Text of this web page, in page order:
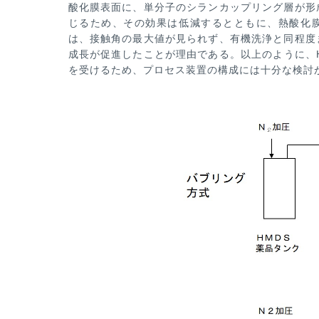
酸化膜表面に、単分子のシランカップリング層が形
じるため、その効果は低減するとともに、熱酸化
は、接触角の最大値が見られず、有機洗浄と同程
成長が促進したことが理由である。以上のように
を受け るため、プロセス装置の構成には十分な検討